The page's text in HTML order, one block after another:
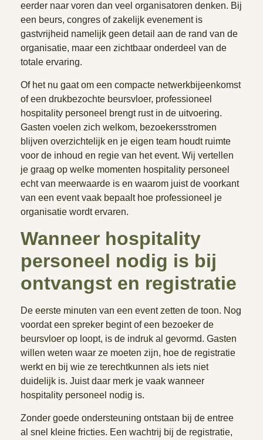
eerder naar voren dan veel organisatoren denken. Bij
een beurs, congres of zakelijk evenement is
gastvrijheid namelijk geen detail aan de rand van de
organisatie, maar een zichtbaar onderdeel van de
totale ervaring.
Of het nu gaat om een compacte netwerkbijeenkomst
of een drukbezochte beursvloer, professioneel
hospitality personeel brengt rust in de uitvoering.
Gasten voelen zich welkom, bezoekersstromen
blijven overzichtelijk en je eigen team houdt ruimte
voor de inhoud en regie van het event. Wij vertellen
je graag op welke momenten hospitality personeel
echt van meerwaarde is en waarom juist de voorkant
van een event vaak bepaalt hoe professioneel je
organisatie wordt ervaren.
Wanneer hospitality
personeel nodig is bij
ontvangst en registratie
De eerste minuten van een event zetten de toon. Nog
voordat een spreker begint of een bezoeker de
beursvloer op loopt, is de indruk al gevormd. Gasten
willen weten waar ze moeten zijn, hoe de registratie
werkt en bij wie ze terechtkunnen als iets niet
duidelijk is. Juist daar merk je vaak wanneer
hospitality personeel nodig is.
Zonder goede ondersteuning ontstaan bij de entree
al snel kleine fricties. Een wachtrij bij de registratie,